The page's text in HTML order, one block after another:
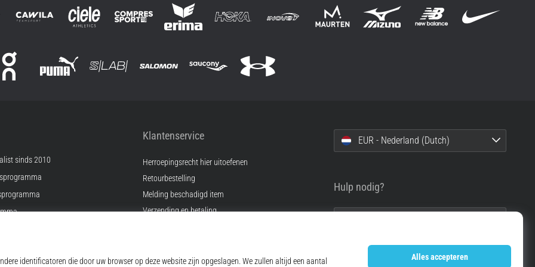
sinds 2010
Klantenservice
Herroepingsrecht hier uitoefenen
Retourbestelling
Melding beschadigd item
Verzending en betaling
FAQ
EUR - Nederland (Dutch)
Hulp nodig?